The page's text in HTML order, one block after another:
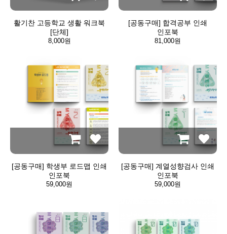
활기찬 고등학교 생활 워크북
[단체]
8,000원
[공동구매] 합격공부 인쇄
인포북
81,000원
[공동구매] 학생부 로드맵 인쇄
인포북
59,000원
[공동구매] 계열성향검사 인쇄
인포북
59,000원